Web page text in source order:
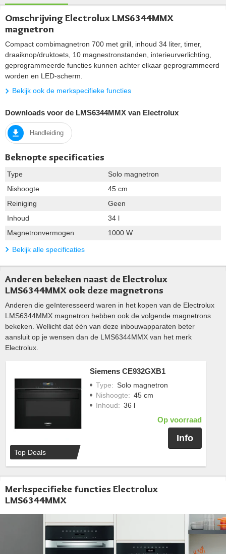
Omschrijving Electrolux LMS6344MMX
magnetron
Compact combimagnetron 700 met grill, inhoud 34 liter, timer,
draaiknop/druktoets, 10 magnestronstanden, interieurverlichting,
geprogrammeerde functies kunnen achter elkaar geprogrammeerd
worden en LED-scherm.
Bekijk ook de merkspecifieke functies
Downloads voor de LMS6344MMX van Electrolux
Handleiding
Beknopte specificaties
Type
Solo magnetron
Nishoogte
45 cm
Reiniging
Geen
Inhoud
34 l
Magnetronvermogen
1000 W
Bekijk alle specificaties
Anderen bekeken naast de Electrolux
LMS6344MMX ook deze magnetrons
Anderen die geïnteresseerd waren in het kopen van de Electrolux
LMS6344MMX magnetron hebben ook de volgende magnetrons
bekeken. Wellicht dat één van deze inbouwapparaten beter
aansluit op je wensen dan de LMS6344MMX van het merk
Electrolux.
Top Deals
Siemens CE932GXB1
Type: Solo magnetron
Nishoogte: 45 cm
Inhoud: 36 l
Op voorraad
Info
Merkspecifieke functies Electrolux
LMS6344MMX